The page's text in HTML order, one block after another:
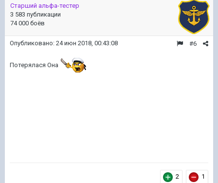
Старший альфа-тестер
3 583 публикации
74 000 боёв
#6
Опубликовано: 24 июн 2018, 00:43:08
Потерялася Она
2 1